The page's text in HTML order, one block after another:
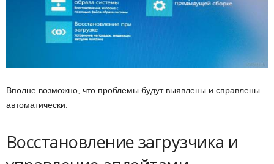
Вполне возможно, что проблемы будут выявлены и справлены
автоматически.
Восстановление загрузчика и